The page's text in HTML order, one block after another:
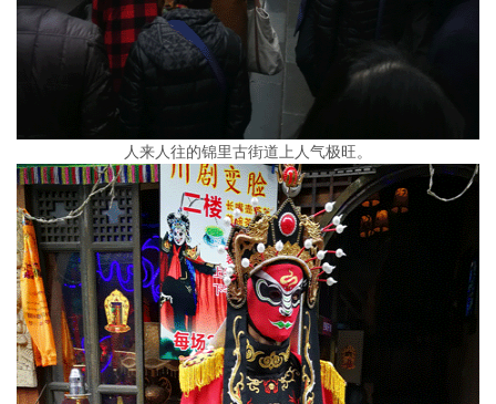
人来人往的锦里古街道上人气极旺。